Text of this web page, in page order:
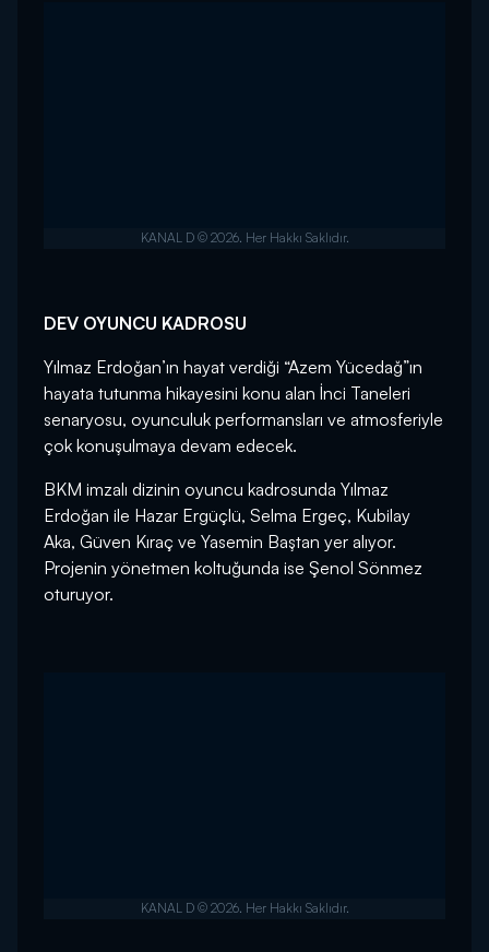
DEV OYUNCU KADROSU
Yılmaz Erdoğan’ın hayat verdiği “Azem Yücedağ”ın
hayata tutunma hikayesini konu alan İnci Taneleri
senaryosu, oyunculuk performansları ve atmosferiyle
çok konuşulmaya devam edecek.
BKM imzalı dizinin oyuncu kadrosunda Yılmaz
Erdoğan ile Hazar Ergüçlü, Selma Ergeç, Kubilay
Aka, Güven Kıraç ve Yasemin Baştan yer alıyor.
Projenin yönetmen koltuğunda ise Şenol Sönmez
oturuyor.